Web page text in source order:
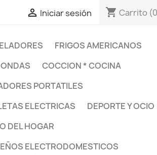
 Iniciar sesión shopping_cart Carrito
FRIGOS AMERICANOS
COCCION * COCINA
PORTATILES
ELECTRICAS
DEPORTE Y OCIO
DEL HOGAR
ELECTRODOMESTICOS